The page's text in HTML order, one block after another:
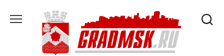
содержанию